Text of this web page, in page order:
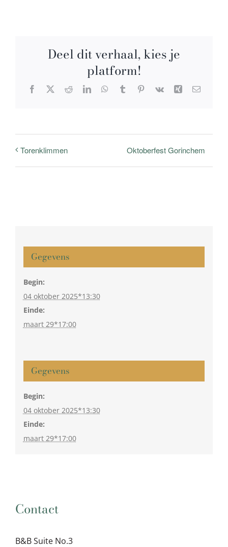
Deel dit verhaal, kies je
platform!
Facebook
X RedditLinkedInWhatsApp
TumblrPinterest
Vk Xing E-
Torenklimmen Oktoberfest Gorinchem
Gegevens
Begin:
04 oktober 2025*13:30
Einde:
maart 29*17:00
Gegevens
Begin:
04 oktober 2025*13:30
Einde:
maart 29*17:00
Contact
B&B Suite No.3